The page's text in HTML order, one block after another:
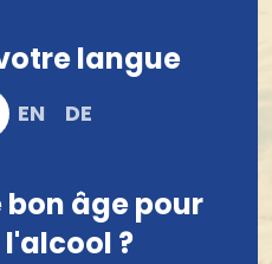
langue
EN DE
âge pour
?